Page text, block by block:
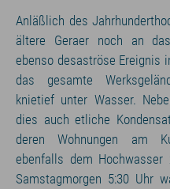
Anläßlich des
ältere Geraer noch an
ebenso desaströse Ereignis
das gesamte
knietief unter Wasser.
dies auch etliche
deren Wohnungen am
ebenfalls dem
Samstagmorgen 5:30 Uhr